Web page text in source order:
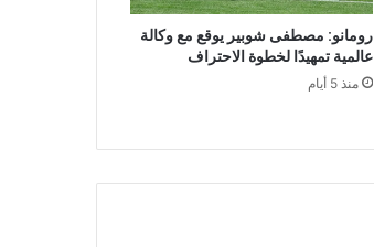
رومانو: مصطفى شوبير يوقع مع وكالة
عالمية تمهيدًا لخطوة الاحتراف
منذ 5 أيام